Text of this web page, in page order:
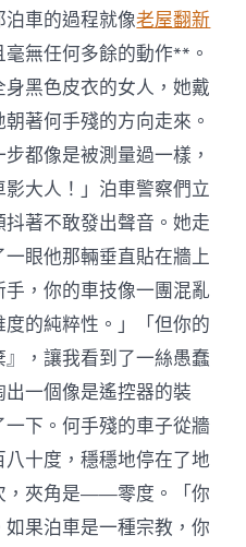
泊車的過程就像老屋翻新
無任何多餘的動作**。
黑色皮衣的女人，她戴
著何手殘的方向走來。
都像是被測量過一樣，
大人！」泊車警察們立
著不敢發出聲音。她走
眼他那輛垂直貼在牆上
，你的車技像一團混亂
的純粹性。」「但你的
，讓我看到了一絲愚蠢
一個像是遙控器的裝
下。何手殘的車子從牆
十度，穩穩地停在了地
，夾角是——零度。「你
果泊車是一種宗教，你